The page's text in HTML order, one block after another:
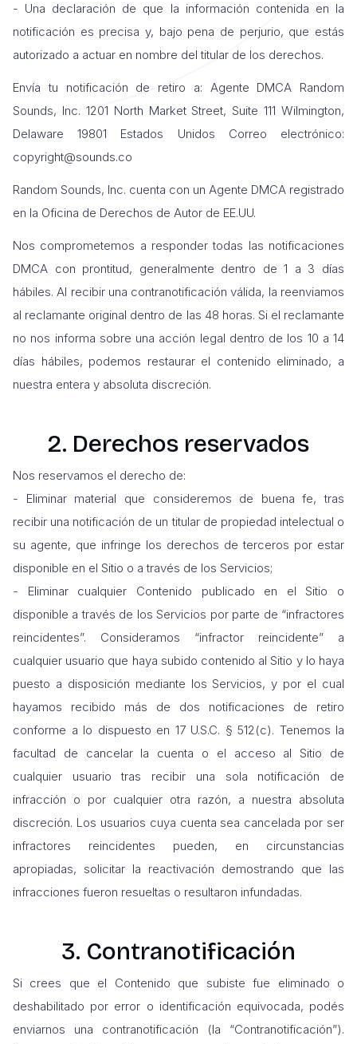
- Una declaración de que la información contenida en la
notificación es precisa y, bajo pena de perjurio, que estás
autorizado a actuar en nombre del titular de los derechos.
Envía tu notificación de retiro a: Agente DMCA Random
Sounds, Inc. 1201 North Market Street, Suite 111 Wilmington,
Delaware 19801 Estados Unidos Correo electrónico:
copyright@sounds.co
Random Sounds, Inc. cuenta con un Agente DMCA registrado
en la Oficina de Derechos de Autor de EE.UU.
Nos comprometemos a responder todas las notificaciones
DMCA con prontitud, generalmente dentro de 1 a 3 días
hábiles. Al recibir una contranotificación válida, la reenviamos
al reclamante original dentro de las 48 horas. Si el reclamante
no nos informa sobre una acción legal dentro de los 10 a 14
días hábiles, podemos restaurar el contenido eliminado, a
nuestra entera y absoluta discreción.
2. Derechos reservados
Nos reservamos el derecho de:
- Eliminar material que consideremos de buena fe, tras
recibir una notificación de un titular de propiedad intelectual o
su agente, que infringe los derechos de terceros por estar
disponible en el Sitio o a través de los Servicios;
- Eliminar cualquier Contenido publicado en el Sitio o
disponible a través de los Servicios por parte de “infractores
reincidentes”. Consideramos “infractor reincidente” a
cualquier usuario que haya subido contenido al Sitio y lo haya
puesto a disposición mediante los Servicios, y por el cual
hayamos recibido más de dos notificaciones de retiro
conforme a lo dispuesto en 17 U.S.C. § 512(c). Tenemos la
facultad de cancelar la cuenta o el acceso al Sitio de
cualquier usuario tras recibir una sola notificación de
infracción o por cualquier otra razón, a nuestra absoluta
discreción. Los usuarios cuya cuenta sea cancelada por ser
infractores reincidentes pueden, en circunstancias
apropiadas, solicitar la reactivación demostrando que las
infracciones fueron resueltas o resultaron infundadas.
3. Contranotificación
Si crees que el Contenido que subiste fue eliminado o
deshabilitado por error o identificación equivocada, podés
enviarnos una contranotificación (la “Contranotificación”).